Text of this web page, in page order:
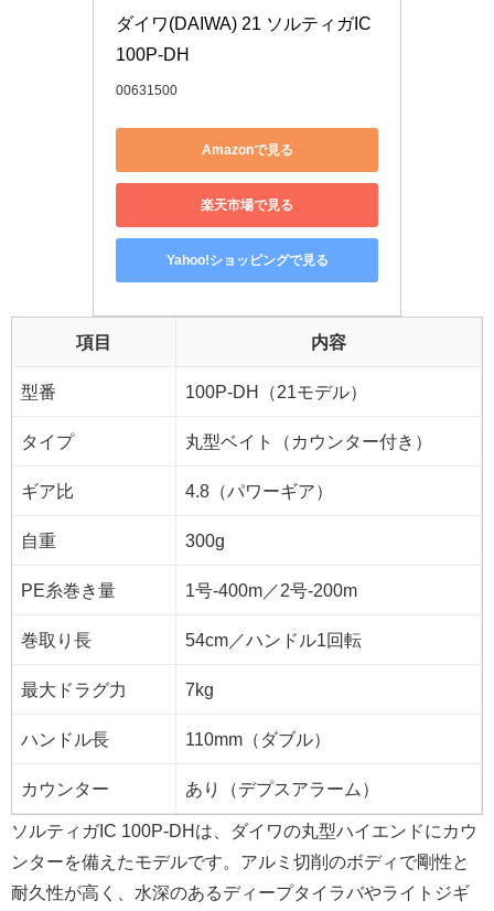
ダイワ(DAIWA) 21 ソルティガIC
100P-DH
00631500
Amazonで見る
楽天市場で見る
Yahoo!ショッピングで見る
項目 内容
型番 100P-DH（21モデル）
タイプ 丸型ベイト（カウンター付き）
ギア比 4.8（パワーギア）
自重 300g
PE糸巻き量 1号-400m／2号-200m
巻取り長 54cm／ハンドル1回転
最大ドラグ力 7kg
ハンドル長 110mm（ダブル）
カウンター あり（デプスアラーム）
ソルティガIC 100P-DHは、ダイワの丸型ハイエンドにカウ
ンターを備えたモデルです。アルミ切削のボディで剛性と
耐久性が高く、水深のあるディープタイラバやライトジギ